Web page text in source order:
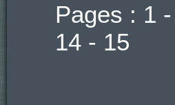
Pages : 1 -
14 - 15